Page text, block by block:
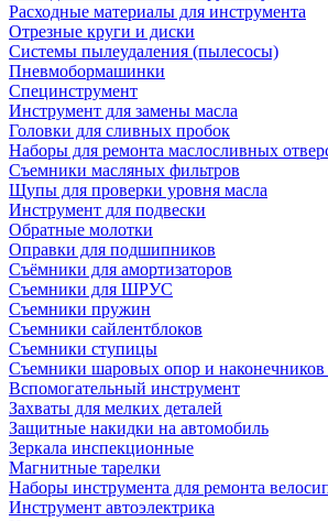
Расходные материалы для инструмента
Отрезные круги и диски
Системы пылеудаления (пылесосы)
Пневмобормашинки
Специнструмент
Инструмент для замены масла
Головки для сливных пробок
Наборы для ремонта маслосливных
Съемники масляных фильтров
Щупы для проверки уровня масла
Инструмент для подвески
Обратные молотки
Оправки для подшипников
Съёмники для амортизаторов
Съемники для ШРУС
Съемники пружин
Съемники сайлентблоков
Съемники ступицы
Съемники шаровых опор и наконечников
Вспомогательный инструмент
Захваты для мелких деталей
Защитные накидки на автомобиль
Зеркала инспекционные
Магнитные тарелки
Наборы инструмента для ремонта
Инструмент автоэлектрика